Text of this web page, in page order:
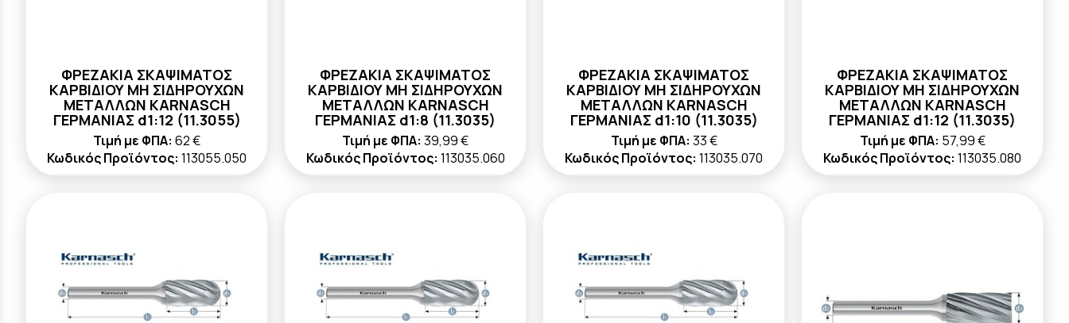
ΦΡΕΖΑΚΙΑ ΣΚΑΨΙΜΑΤΟΣ
ΚΑΡΒΙΔΙΟΥ ΜΗ ΣΙΔΗΡΟΥΧΩΝ
ΜΕΤΑΛΛΩΝ KARNASCH
ΓΕΡΜΑΝΙΑΣ d1:12 (11.3055)
Τιμή με ΦΠΑ: 62 €
Κωδικός Προϊόντος: 113055.050
ΦΡΕΖΑΚΙΑ ΣΚΑΨΙΜΑΤΟΣ
ΚΑΡΒΙΔΙΟΥ ΜΗ ΣΙΔΗΡΟΥΧΩΝ
ΜΕΤΑΛΛΩΝ KARNASCH
ΓΕΡΜΑΝΙΑΣ d1:8 (11.3035)
Τιμή με ΦΠΑ: 39,99 €
Κωδικός Προϊόντος: 113035.060
ΦΡΕΖΑΚΙΑ ΣΚΑΨΙΜΑΤΟΣ
ΚΑΡΒΙΔΙΟΥ ΜΗ ΣΙΔΗΡΟΥΧΩΝ
ΜΕΤΑΛΛΩΝ KARNASCH
ΓΕΡΜΑΝΙΑΣ d1:10 (11.3035)
Τιμή με ΦΠΑ: 33 €
Κωδικός Προϊόντος: 113035.070
ΦΡΕΖΑΚΙΑ ΣΚΑΨΙΜΑΤΟΣ
ΚΑΡΒΙΔΙΟΥ ΜΗ ΣΙΔΗΡΟΥΧΩΝ
ΜΕΤΑΛΛΩΝ KARNASCH
ΓΕΡΜΑΝΙΑΣ d1:12 (11.3035)
Τιμή με ΦΠΑ: 57,99 €
Κωδικός Προϊόντος: 113035.080